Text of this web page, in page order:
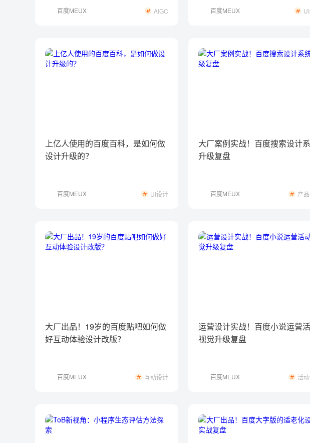
百度MEUX AIGC 百度MEUX
上亿人使用的百度百科，是如何做
设计升级的？
百度MEUX UI设计
大厂案例实战！百度搜索设计
升级复盘
百度MEUX 产
大厂出品！19岁的百度贴吧如何做
好互动体验设计改版？
百度MEUX 互动设计
运营设计实战！百度小说运营
视觉升级复盘
百度MEUX 活